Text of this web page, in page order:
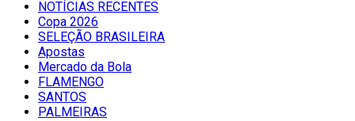
NOTÍCIAS RECENTES
Copa 2026
SELEÇÃO BRASILEIRA
Apostas
Mercado da Bola
FLAMENGO
SANTOS
PALMEIRAS